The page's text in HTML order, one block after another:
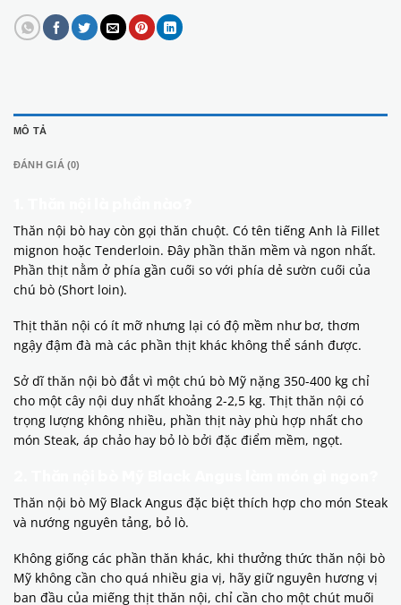
MÔ TẢ
ĐÁNH GIÁ (0)
Thăn nội bò hay còn gọi thăn chuột. Có tên tiếng Anh là Fillet
mignon hoặc Tenderloin. Đây phần thăn mềm và ngon nhất.
Phần thịt nằm ở phía gần cuối so với phía dẻ sườn cuối của
chú bò (Short loin).
Thịt thăn nội có ít mỡ nhưng lại có độ mềm như bơ, thơm
ngậy đậm đà mà các phần thịt khác không thể sánh được.
Sở dĩ thăn nội bò đắt vì một chú bò Mỹ nặng 350-400 kg chỉ
cho một cây nội duy nhất khoảng 2-2,5 kg. Thịt thăn nội có
trọng lượng không nhiều, phần thịt này phù hợp nhất cho
món Steak, áp chảo hay bỏ lò bởi đặc điểm mềm, ngọt.
Thăn nội bò Mỹ Black Angus đặc biệt thích hợp cho món Steak
và nướng nguyên tảng, bỏ lò.
Không giống các phần thăn khác, khi thưởng thức thăn nội bò
Mỹ không cần cho quá nhiều gia vị, hãy giữ nguyên hương vị
ban đầu của miếng thịt thăn nội, chỉ cần cho một chút muối